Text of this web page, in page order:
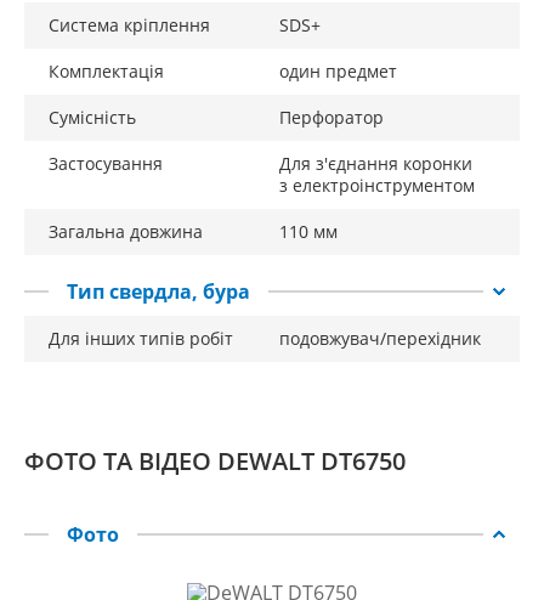
Система кріплення
SDS+
Комплектація
один предмет
Сумісність
Перфоратор
Застосування
Для з'єднання коронки
з електроінструментом
Загальна довжина
110 мм
Тип свердла, бура
Для інших типів робіт подовжувач/перехідник
ФОТО ТА ВІДЕО DEWALT DT6750
Фото